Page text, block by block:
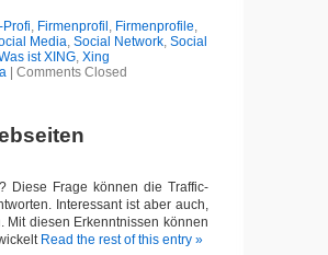
, Firmenprofil , Firmenprofile,
Media, Social Network, Social
ist XING, Xing
| Comments Closed
Diese Frage können die Traffic-
Interessant ist aber auch,
Mit diesen Erkenntnissen können
Read the rest of this entry »